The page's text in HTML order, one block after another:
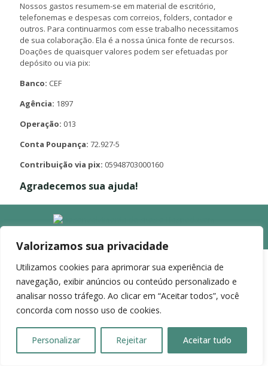
Valorizamos sua privacidade
Utilizamos cookies para aprimorar sua experiência de
navegação, exibir anúncios ou conteúdo personalizado e
analisar nosso tráfego. Ao clicar em “Aceitar todos”, você
concorda com nosso uso de cookies.
Personalizar Rejeitar Aceitar tudo
Nossos gastos resumem-se em material de escritório,
telefonemas e despesas com correios, folders, contador e
outros. Para continuarmos com esse trabalho necessitamos
de sua colaboração. Ela é a nossa única fonte de recursos.
Doações de quaisquer valores podem ser efetuadas por
depósito ou via pix:
Banco: CEF
Agência: 1897
Operação: 013
Conta Poupança: 72.927-5
Contribuição via pix: 05948703000160
Agradecemos sua ajuda!